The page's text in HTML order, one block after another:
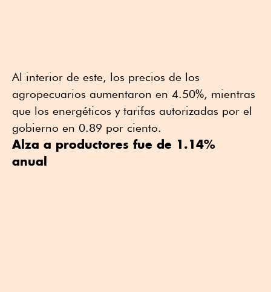
Al interior de este, los precios de los
agropecuarios aumentaron en 4.50%, mientras
que los energéticos y tarifas autorizadas por el
gobierno en 0.89 por ciento.
Alza a productores fue de 1.14%
anual